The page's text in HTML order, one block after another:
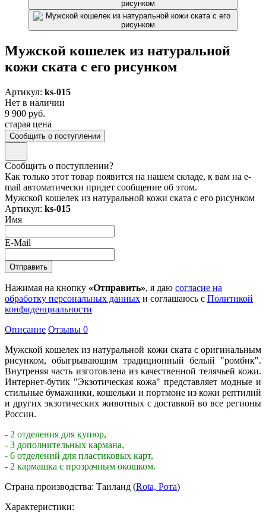
Мужской кошелек из натуральной
кожи ската с его рисунком
Артикул: ks-015
Нет в наличии
9 900 руб.
старая цена
Сообщить о поступлении
Сообщить о поступлении?
Как только этот товар появится на нашем складе, к вам на e-
mail автоматически придет сообщение об этом.
Мужской кошелек из натуральной кожи ската с его рисунком
Артикул: ks-015
Имя
E-Mail
Нажимая на кнопку «Отправить», я даю согласие на
обработку персональных данных и соглашаюсь с Политикой
конфиденциальности
Описание Отзывы 0
Мужской кошелек из натуральной кожи ската с оригинальным
рисунком, обыгрывающим традиционный белый "ромбик".
Внутреняя часть изготовлена из качественной телячьей кожи.
Интернет-бутик "Экзотическая кожа" представляет модные и
стильные бумажники, кошельки и портмоне из кожи рептилий
и других экзотических животных с доставкой во все регионы
России.
- 2 отделения для купюр,
- 3 дополнительных кармана,
- 6 отделений для пластиковых карт,
- 2 кармашка с прозрачным окошком.
Страна производства: Таиланд (Rota, Рота)
Характеристики: